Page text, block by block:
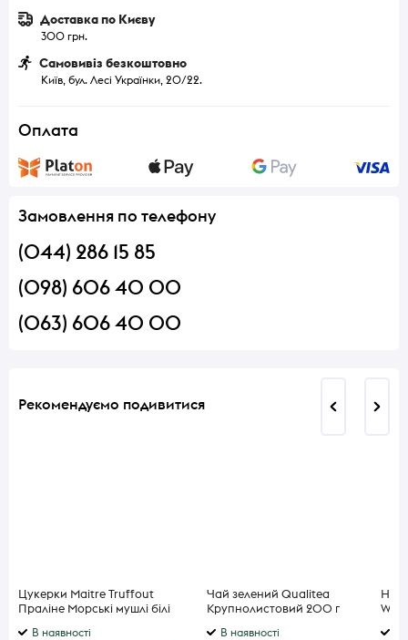
Доставка по Києву
300 грн.
Самовивіз безкоштовно
Київ, бул. Лесі Українки, 20/22.
Оплата
Замовлення по телефону
(044) 286 15 85
(098) 606 40 00
(063) 606 40 00
Рекомендуємо подивитися
Цукерки Maitre Truffout
Праліне Морські мушлі білі
В наявності
Чай зелений Qualitea
Крупнолистовий 200 г
В наявності